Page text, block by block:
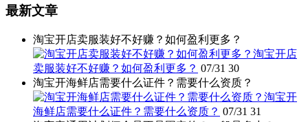
最新文章
淘宝开店卖服装好不好赚？如何盈利更多？
淘宝开店
卖服装好不好赚？如何盈利更多？ 07/31 30
淘宝开海鲜店需要什么证件？需要什么资质？
淘宝开
海鲜店需要什么证件？需要什么资质？ 07/31 31